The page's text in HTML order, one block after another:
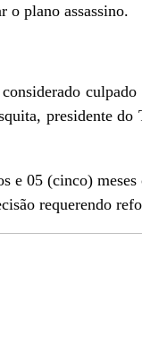
o plano assassino.
presidente
e 05 (cinco)
requerendo